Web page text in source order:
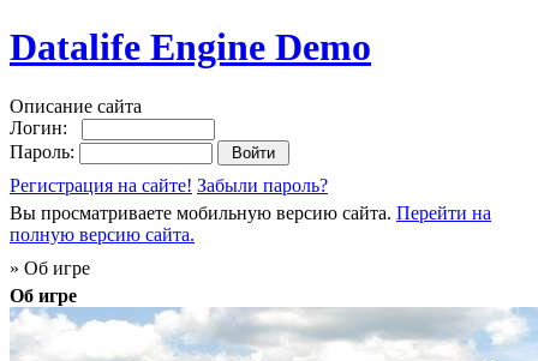
Datalife Engine Demo
Описание сайта
Логин:
Пароль:
Регистрация на сайте! Забыли пароль?
Вы просматриваете мобильную версию сайта. Перейти на
полную версию сайта.
» Об игре
Об игре